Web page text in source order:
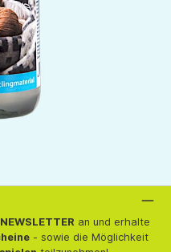
NEWSLETTER an und erhalte
- sowie die Möglichkeit